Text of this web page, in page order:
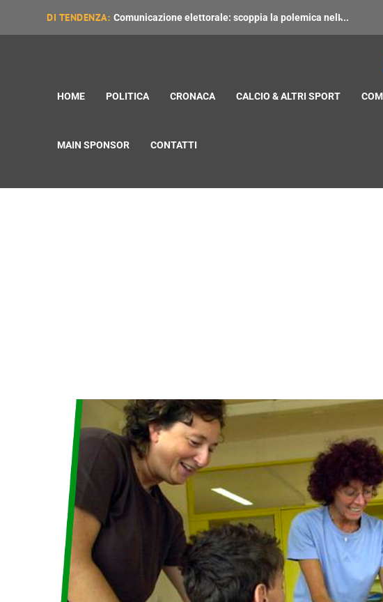
DI TENDENZA: Comunicazione elettorale: scoppia la polemica nell̵...
HOME POLITICA CRONACA CALCIO & ALTRI SPORT
MAIN SPONSOR CONTATTI